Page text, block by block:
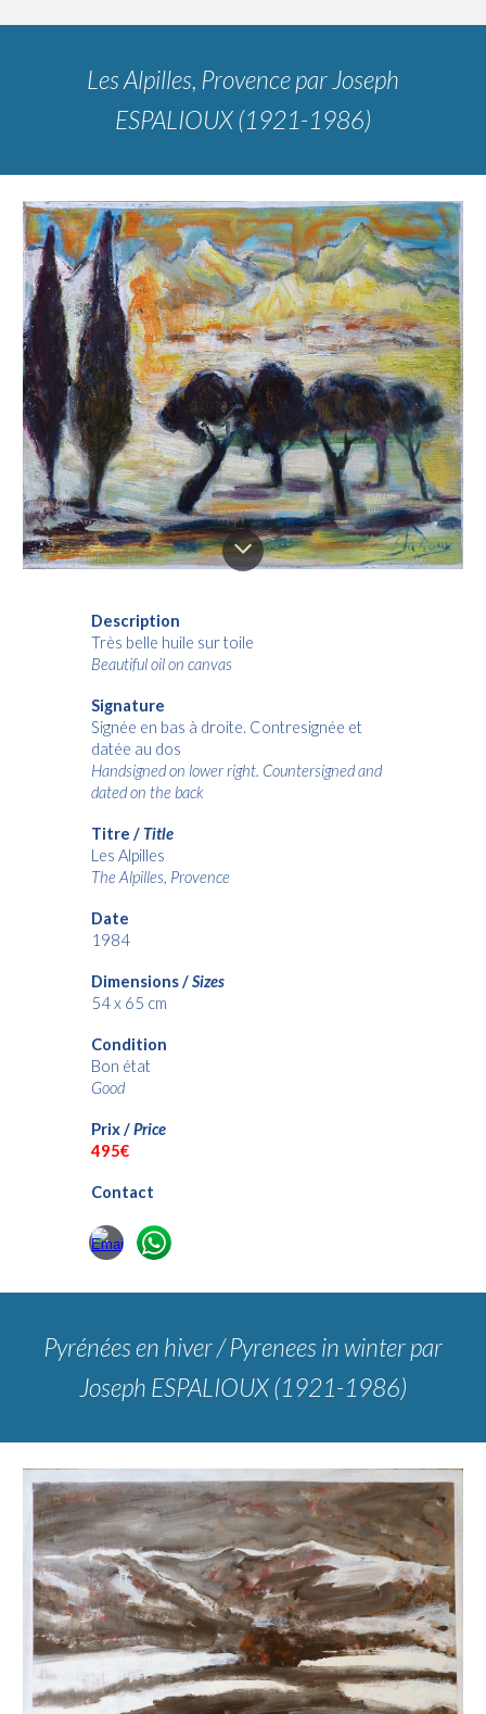
Les Alpilles, Provencepar Joseph
ESPALIOUX (1921-1986)
Description
Très belle huile surtoile
Beautiful oil oncanvas
Signature
Signée en bas à droite. Contresignée et
datée au dos
Handsigned on lower right. Countersigned and
dated on the back
Titre / Title
Les Alpilles
The Alpilles, Provence
Date
1984
Dimensions /Sizes
54 x 65 cm
Condition
Bon état
Good
Prix /Price
495€
Contact
Pyrénées en hiver / Pyrenees in winterpar
Joseph ESPALIOUX (1921-1986)